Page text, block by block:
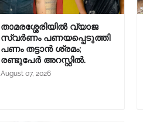
താമരശ്ശേരിയിൽ വ്യാജ
സ്വർണം പണയപ്പെടുത്തി
പണം തട്ടാൻ ശ്രമം;
രണ്ടുപേർ അറസ്റ്റിൽ.
August 07, 2026